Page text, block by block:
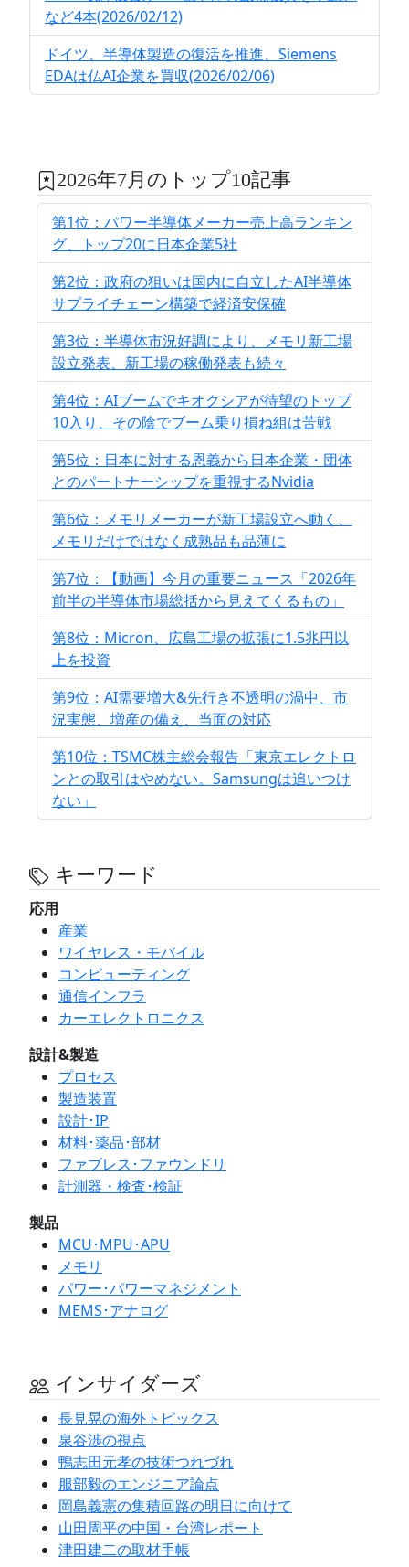
など4本(2026/02/12)
ドイツ、半導体製造の復活を推進、Siemens
EDAは仏AI企業を買収(2026/02/06)
2026年7月のトップ10記事
第1位：パワー半導体メーカー売上高ランキン
グ、トップ20に日本企業5社
第2位：政府の狙いは国内に自立したAI半導体
サプライチェーン構築で経済安保確
第3位：半導体市況好調により、メモリ新工場
設立発表、新工場の稼働発表も続々
第4位：AIブームでキオクシアが待望のトップ
10入り、その陰でブーム乗り損ね組は苦戦
第5位：日本に対する恩義から日本企業・団体
とのパートナーシップを重視するNvidia
第6位：メモリメーカーが新工場設立へ動く、
メモリだけではなく成熟品も品薄に
第7位：【動画】今月の重要ニュース「2026年
前半の半導体市場総括から見えてくるもの」
第8位：Micron、広島工場の拡張に1.5兆円以
上を投資
第9位：AI需要増大&先行き不透明の渦中、市
況実態、増産の備え、当面の対応
第10位：TSMC株主総会報告「東京エレクトロ
ンとの取引はやめない。Samsungは追いつけ
ない」
キーワード
応用
産業
ワイヤレス・モバイル
コンピューティング
通信インフラ
カーエレクトロニクス
設計&製造
プロセス
製造装置
設計･IP
材料･薬品･部材
ファブレス･ファウンドリ
計測器・検査･検証
製品
MCU･MPU･APU
メモリ
パワー･パワーマネジメント
MEMS･アナログ
インサイダーズ
長見晃の海外トピックス
泉谷渉の視点
鴨志田元孝の技術つれづれ
服部毅のエンジニア論点
岡島義憲の集積回路の明日に向けて
山田周平の中国・台湾レポート
津田建二の取材手帳